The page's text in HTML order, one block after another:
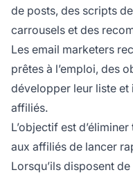
de posts, des scripts
carrousels et des
Les email marketers
prêtes à l’emploi, des
développer leur liste et
affiliés.
L’objectif est
aux affiliés de lancer
Lorsqu’ils disposent